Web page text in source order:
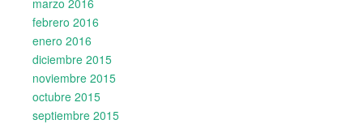
febrero 2016
enero 2016
diciembre 2015
noviembre 2015
octubre 2015
septiembre 2015